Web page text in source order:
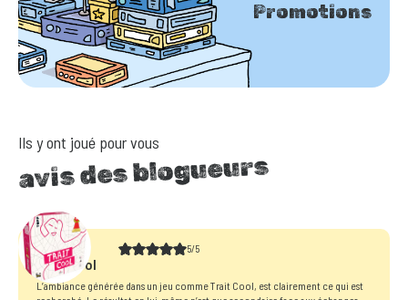
Promotions
Ils y ont joué pour vous
avis des blogueurs
5/5
Trait Cool
L’ambiance générée dans un jeu comme Trait Cool, est clairement ce qui est